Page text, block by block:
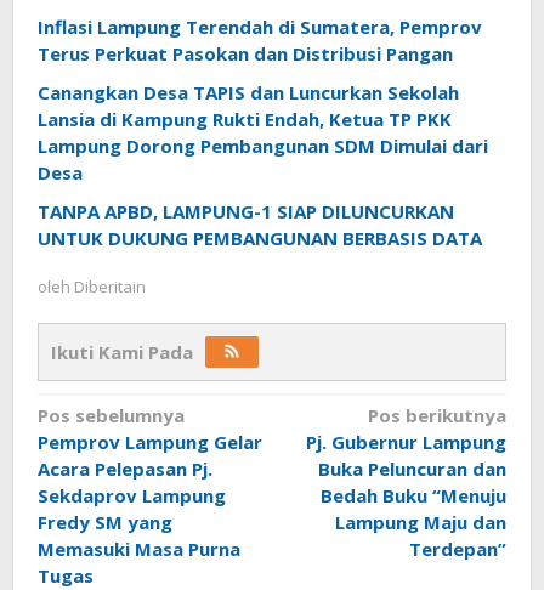
Inflasi Lampung Terendah di Sumatera, Pemprov
Terus Perkuat Pasokan dan Distribusi Pangan
Canangkan Desa TAPIS dan Luncurkan Sekolah
Lansia di Kampung Rukti Endah, Ketua TP PKK
Lampung Dorong Pembangunan SDM Dimulai dari
Desa
TANPA APBD, LAMPUNG-1 SIAP DILUNCURKAN
UNTUK DUKUNG PEMBANGUNAN BERBASIS DATA
oleh Diberitain
Ikuti Kami Pada
Navigasi
pos
Pos sebelumnya
Pemprov Lampung Gelar
Acara Pelepasan Pj.
Sekdaprov Lampung
Fredy SM yang
Memasuki Masa Purna
Tugas
Pos berikutnya
Pj. Gubernur Lampung
Buka Peluncuran dan
Bedah Buku “Menuju
Lampung Maju dan
Terdepan”